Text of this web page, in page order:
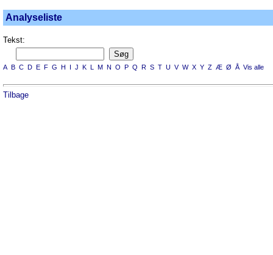
Analyseliste
Tekst:
A B C D E F G H I J K L M N O P Q R S T U V W X Y Z Æ Ø Å Vis alle
Tilbage